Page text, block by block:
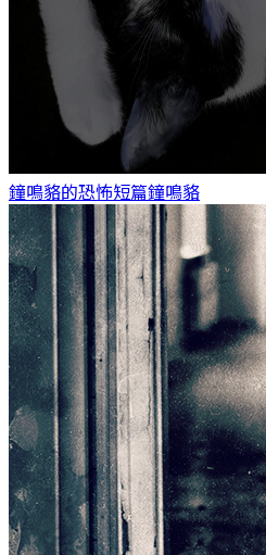
鐘鳴貉的恐怖短篇鐘鳴貉